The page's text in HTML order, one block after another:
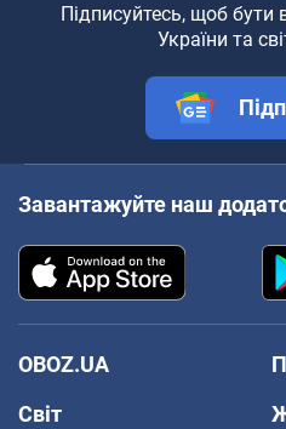
Підписуйтесь, щоб бути
України та
Завантажуйте наш
OBOZ.UA
Світ